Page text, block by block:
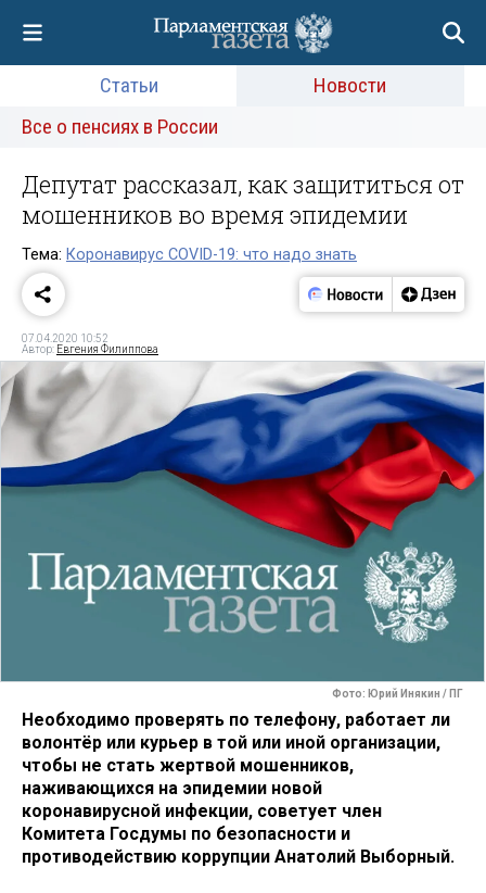
Статьи
Новости
Все о пенсиях в России
Депутат рассказал, как защититься от
мошенников во время эпидемии
Тема: Коронавирус COVID-19: что надо знать
07.04.2020 10:52
Автор: Евгения Филиппова
Фото: Юрий Инякин / ПГ
Необходимо проверять по телефону, работает ли
волонтёр или курьер в той или иной организации,
чтобы не стать жертвой мошенников,
наживающихся на эпидемии новой
коронавирусной инфекции, советует член
Комитета Госдумы по безопасности и
противодействию коррупции Анатолий Выборный.